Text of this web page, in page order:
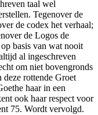
taal wel
Tegenover de
de codex het verhaal;
de Logos de
basis van wat nooit
al ingeschreven
om niet bovengronds
rottende Groet
haar in een
ook haar respect voor
75. Wordt vervolgd.